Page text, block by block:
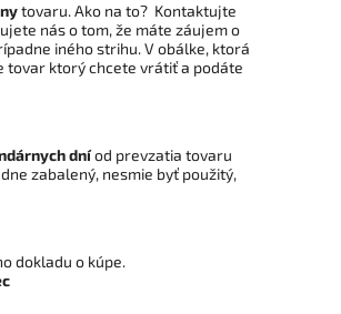
tovaru. Ako na to? Kontaktujte
nás o tom, že máte záujem o
iného strihu. V obálke, ktorá
tovar ktorý chcete vrátiť a podáte
dníod prevzatia tovaru
zabalený, nesmie byť použitý,
dokladu o kúpe.